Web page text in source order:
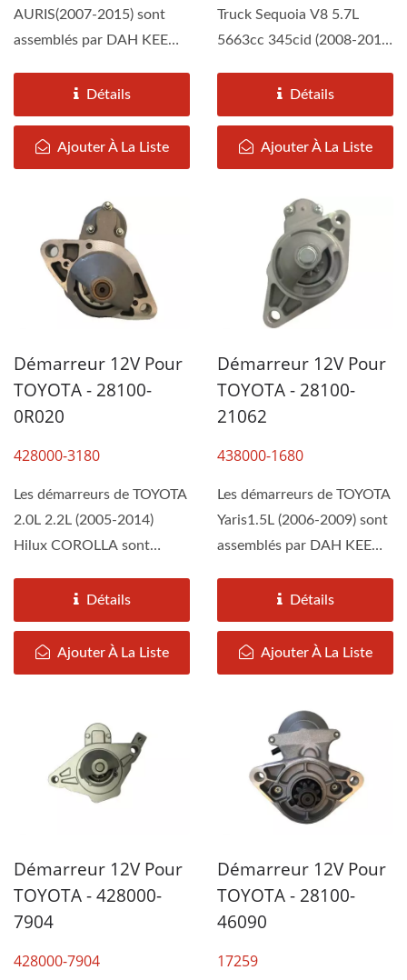
AURIS(2007-2015) sont
assemblés par DAH KEE
Détails
Ajouter À La Liste
Truck Sequoia V8 5.7L
5663cc 345cid (2008-2011)
Détails
Ajouter À La Liste
Démarreur 12V Pour
TOYOTA - 28100-
0R020
428000-3180
Les démarreurs de TOYOTA
2.0L 2.2L (2005-2014)
Hilux COROLLA sont
Détails
Ajouter À La Liste
Démarreur 12V Pour
TOYOTA - 28100-
21062
438000-1680
Les démarreurs de TOYOTA
Yaris1.5L (2006-2009) sont
assemblés par DAH KEE
Détails
Ajouter À La Liste
Démarreur 12V Pour
TOYOTA - 428000-
7904
428000-7904
Démarreur 12V Pour
TOYOTA - 28100-
46090
17259